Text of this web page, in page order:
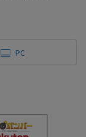
PC